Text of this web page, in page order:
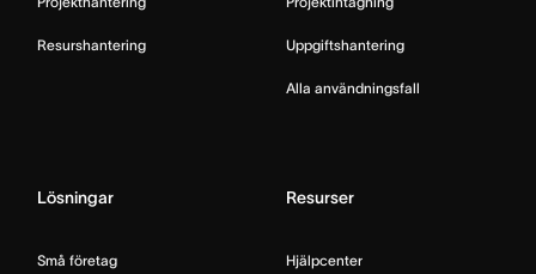
Resurshantering Uppgiftshantering
Alla användningsfall
Lösningar
Små företag
Resurser
Hjälpcenter